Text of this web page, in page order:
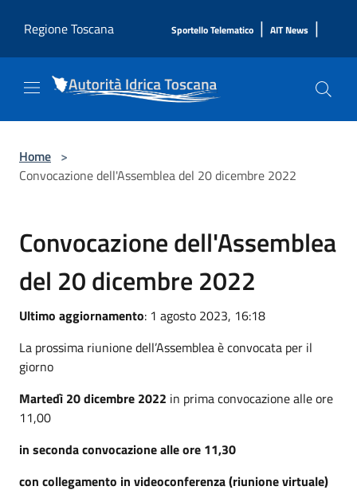
Regione Toscana
Sportello Telematico | AIT News |
Home >
Convocazione dell'Assemblea del 20 dicembre 2022
Convocazione dell'Assemblea
del 20 dicembre 2022
Ultimo aggiornamento: 1 agosto 2023, 16:18
La prossima riunione dell’Assemblea è convocata per il
giorno
Martedì 20 dicembre 2022 in prima convocazione alle ore
11,00
in seconda convocazione alle ore 11,30
con collegamento in videoconferenza (riunione virtuale)